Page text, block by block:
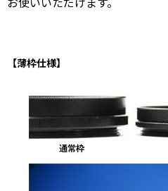
【薄枠仕様】